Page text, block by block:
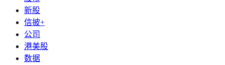
新股
信披+
公司
港美股
数据